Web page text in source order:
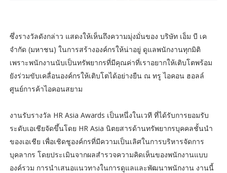
ซึ่งรางวัลดังกล่าว แสดงให้เห็นถึงความมุ่งมั่นของ บริษัท เอ็ม บี เค
จำกัด (มหาชน) ในการสร้างองค์กรให้น่าอยู่ ดูแลพนักงานทุกมิติ
เพราะพนักงานนับเป็นทรัพยากรที่มีคุณค่าที่เราอยากให้เติบโตพร้อม
ยังร่วมขับเคลื่อนองค์กรให้เติบโตได้อย่างยืน ณ ทรู ไอคอน ฮอลล์
ศูนย์การค้าไอคอนสยาม
งานรับรางวัล HR Asia Awards เป็นหนึ่งในเวที ที่ได้รับการยอมรับ
ระดับเอเชียจัดขึ้นโดย HR Asia นิตยสารด้านทรัพยากรบุคคลชั้นนำ
ของเอเชีย เพื่อเชิดชูองค์กรที่มีความเป็นเลิศในการบริหารจัดการ
บุคลากร โดยประเมินจากผลสำรวจความคิดเห็นของพนักงานแบบ
องค์รวม การนำเสนอแนวทางในการดูแลและพัฒนาพนักงาน งานนี้